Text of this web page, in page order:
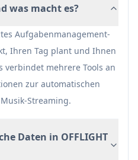
der Beta-Phase mit
zahlreicher
was macht es?
Aufgabenmanagement-
Ihren Tag plant und Ihnen
mehrere Tools an
zur automatischen
Streaming.
Daten in OFFLIGHT